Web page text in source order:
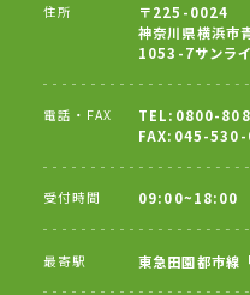
住所
〒225-0024
神奈川県横浜市
1053-7サンラ
電話・FAX
TEL:0800-
FAX:045-
受付時間 09:00~18:00
最寄駅 東急田園都市線